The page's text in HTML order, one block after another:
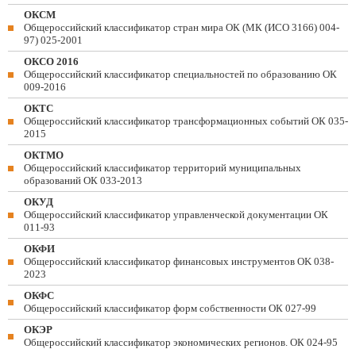
ОКСМ
Общероссийский классификатор стран мира ОК (МК (ИСО 3166) 004-
97) 025-2001
ОКСО 2016
Общероссийский классификатор специальностей по образованию ОК
009-2016
ОКТС
Общероссийский классификатор трансформационных событий ОК 035-
2015
ОКТМО
Общероссийский классификатор территорий муниципальных
образований ОК 033-2013
ОКУД
Общероссийский классификатор управленческой документации ОК
011-93
ОКФИ
Общероссийский классификатор финансовых инструментов OK 038-
2023
ОКФС
Общероссийский классификатор форм собственности ОК 027-99
ОКЭР
Общероссийский классификатор экономических регионов. ОК 024-95